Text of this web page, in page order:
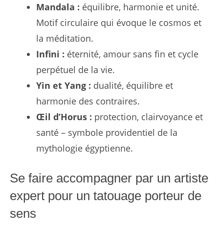
Mandala : équilibre, harmonie et unité.
Motif circulaire qui évoque le cosmos et
la méditation.
Infini : éternité, amour sans fin et cycle
perpétuel de la vie.
Yin et Yang : dualité, équilibre et
harmonie des contraires.
Œil d’Horus : protection, clairvoyance et
santé – symbole providentiel de la
mythologie égyptienne.
Se faire accompagner par un artiste
expert pour un tatouage porteur de
sens